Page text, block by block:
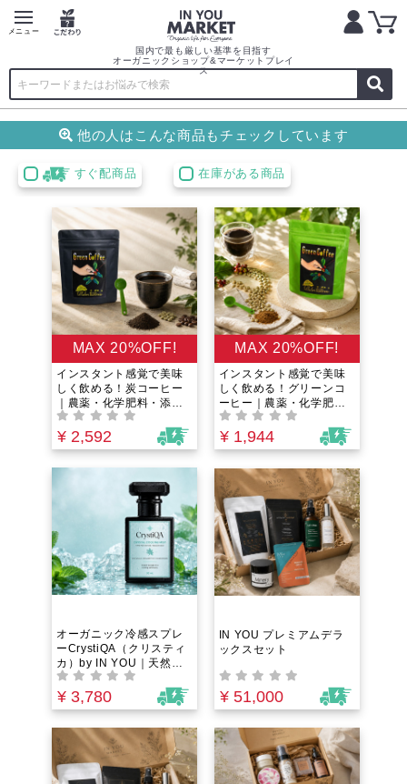
国内で最も厳しい基準を目指す
オーガニックショップ&マーケットプレイ
ス
他の人はこんな商品もチェック しています
すぐ配商品 在庫がある商品
MAX 20%OFF!
インスタント感覚で美味
しく飲める！炭コーヒー
｜農薬・化学肥料・添加
物不使用！栄養たっぷり
グリーンコーヒーと日本
三大備長炭の一つである
¥ 2,592
MAX 20%OFF!
インスタント感覚で美味
しく飲める！グリーンコ
ーヒー｜農薬・化学肥
料・添加物不使用！グリ
ーンコーヒーの栄養成分
とチアパス産アラビカ種
ンスで配合！市販のコー
ヒーよりも栄養素が豊
富！健康と若々しさを保
つファイトケミカルやク
ロロゲン酸という栄養素
がたっぷり
¥ 1,944
オーガニック冷感スプレ
ーCrystiQA（クリスティ
カ）by IN YOU｜天然ク
ーリングミスト・100%植
物由来で夏バテ対策！オ
ーガニックミントたっぷ
¥ 3,780
IN YOU プレミアムデラ
ックスセット
¥ 51,000